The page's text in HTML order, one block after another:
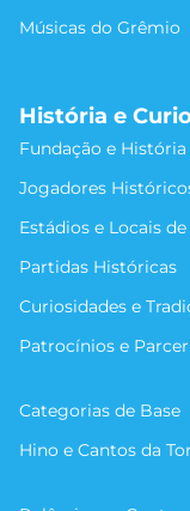
Músicas do Grêmio
História e
Fundação e
Jogadores
Estádios e Locais
Partidas Históricas
Curiosidades e
Patrocínios e
Categorias de Base
Hino e Cantos da